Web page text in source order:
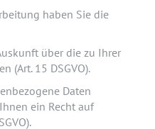
haben Sie die
über die zu Ihrer
(Art. 15 DSGVO).
Daten
ein Recht auf